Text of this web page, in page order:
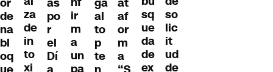
de
na
bl
oq
za
de
in
to
xi
po
r
el
Dí
ir
m
a
un
pa
al
to
p
te
af
or
m
a
sq
ue
da
de
ex
so
lic
it
ud
de